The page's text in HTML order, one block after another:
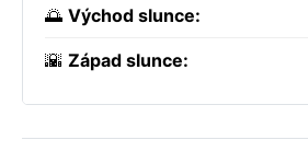
🌅 Východ slunce:
🌇 Západ slunce: